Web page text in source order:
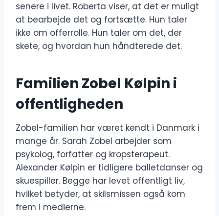
senere i livet. Roberta viser, at det er muligt
at bearbejde det og fortsætte. Hun taler
ikke om offerrolle. Hun taler om det, der
skete, og hvordan hun håndterede det.
Familien Zobel Kølpin i
offentligheden
Zobel-familien har været kendt i Danmark i
mange år. Sarah Zobel arbejder som
psykolog, forfatter og kropsterapeut.
Alexander Kølpin er tidligere balletdanser og
skuespiller. Begge har levet offentligt liv,
hvilket betyder, at skilsmissen også kom
frem i medierne.